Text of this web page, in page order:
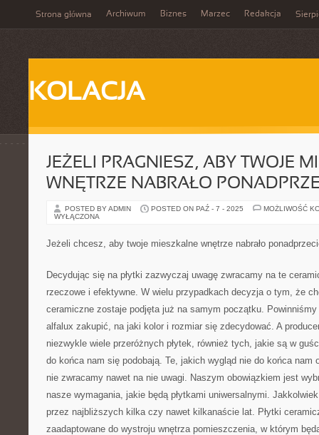
Strona główna Archiwum Biznes Marzec Redakcja
KOLACJA
JEŻELI PRAGNIESZ, ABY TWOJE
WNĘTRZE NABRAŁO
POSTED BY ADMIN POSTED ON PAŹ - 7 - 2025
MOŻLIWOŚĆ
WYŁĄCZONA
Jeżeli chcesz, aby twoje mieszkalne wnętrze nabrało
Decydując się na płytki zazwyczaj uwagę zwracamy na te
rzeczowe i efektywne. W wielu przypadkach decyzja o tym, że
ceramiczne zostaje podjęta już na samym początku.
alfalux zakupić, na jaki kolor i rozmiar się zdecydować. A
niezwykle wiele przeróżnych płytek, również tych, jakie są w
do końca nam się podobają. Te, jakich wygląd nie do końca nam
nie zwracamy nawet na nie uwagi. Naszym obowiązkiem jest
nasze wymagania, jakie będą płytkami uniwersalnymi.
przez najbliższych kilka czy nawet kilkanaście lat. Płytki
zaadaptowane do wystroju wnętrza pomieszczenia, w którym